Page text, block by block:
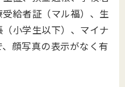
給者証（マル福）、生
小学生以下）、マイナ
顔写真の表示がなく有